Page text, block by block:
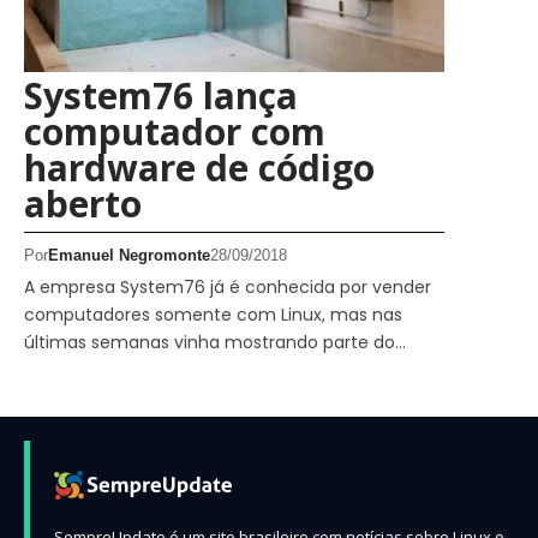
System76 lança
computador com
hardware de código
aberto
PorEmanuel Negromonte28/09/2018
A empresa System76 já é conhecida por vender
computadores somente com Linux, mas nas
últimas semanas vinha mostrando parte do…